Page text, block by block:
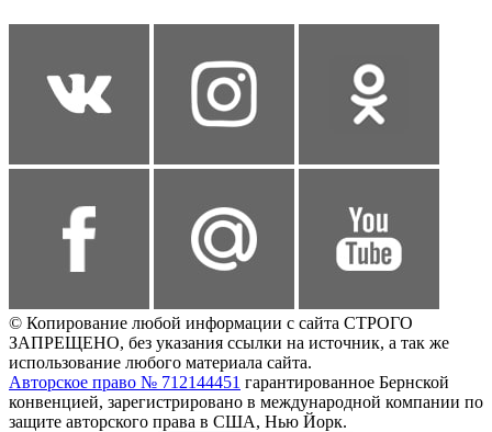
© Копирование любой информации с сайта СТРОГО
ЗАПРЕЩЕНО, без указания ссылки на источник, а так же
использование любого материала сайта.
Авторское право № 712144451 гарантированное Бернской
конвенцией, зарегистрировано в международной компании по
защите авторского права в США, Нью Йорк.